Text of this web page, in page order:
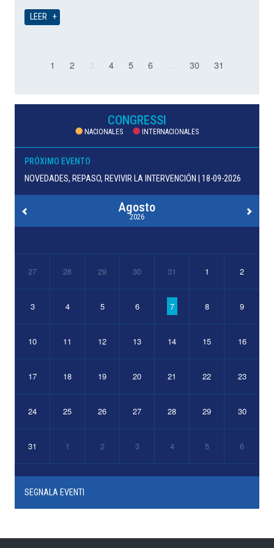
LEER
1 2 3 4 5 6 30 31
CONGRESSI
NACIONALES INTERNACIONALES
PRÓXIMO EVENTO
NOVEDADES, REPASO, REVIVIR LA INTERVENCIÓN | 18-09-2026
Agosto
2026
27 28 29 30 31 1 2
3 4 5 6 7 8 9
10 11 12 13 14 15 16
17 18 19 20 21 22 23
24 25 26 27 28 29 30
31 1 2 3 4 5 6
SEGNALA EVENTI